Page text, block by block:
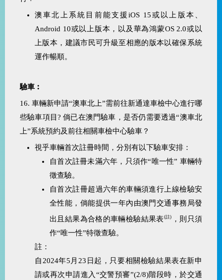
澳車北上系統目前能支援iOS 15或以上版本、
Android 10或以上版本，以及華為鴻蒙OS 2.0或以
上版本，建議市民可升級至相應的版本以確保系統
運作暢順。
驗車︰
16. 車輛新申請“澳車北上”需前往新通達車檢中心進行哪
些驗車項目? 倘已在澳門驗車，是否仍需要透過“澳車北
上”系統預約及前往相關車檢中心驗車？
視乎車輛首次註冊時間，分別有以下驗車安排：
自首次註冊未滿六年，只須作“唯一性” 車輛特
徵查驗。
自首次註冊超過六年的車輛須進行上線檢驗安
全性能，倘能提供一年內由澳門交通事務局發
出且結果為合格的車輛檢驗結果表(註)
，則只須
作“唯一性”特徵查驗。
註：
自2024年5月23日起，只要相關檢驗結果表在新申
請或再次申請進入“交警預審”(2/8)階段時，於交通